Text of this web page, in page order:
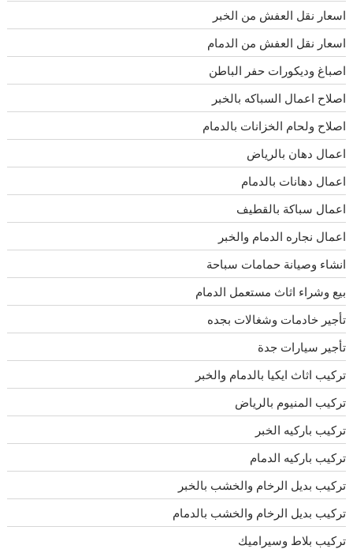
اسعار نقل العفش من الخبر
اسعار نقل العفش من الدمام
اصباغ وديكورات حفر الباطن
اصلاح اعمال السباكه بالخبر
اصلاح ولحام الخزانات بالدمام
اعمال دهان بالرياض
اعمال دهانات بالدمام
اعمال سباكة بالقطيف
اعمال نجاره الدمام والخبر
انشاء وصيانة حمامات سباحة
بيع وشراء اثاث مستعمل الدمام
تأجير خادمات وشغالات بجده
تأجير سيارات جدة
تركيب اثاث ايكيا بالدمام والخبر
تركيب المنيوم بالرياض
تركيب باركيه الخبر
تركيب باركيه الدمام
تركيب بديل الرخام والخشب بالخبر
تركيب بديل الرخام والخشب بالدمام
تركيب بلاط وسيراميك